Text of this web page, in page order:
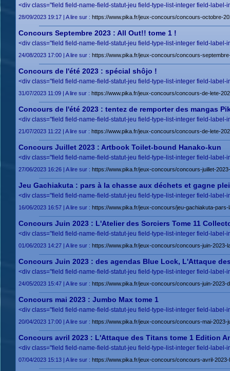
<div class="field field-name-field-statut-jeu field-type-list-integer field-
28/09/2023 19:17 | A lire sur : https://www.pika.fr/jeux-concours/concours-octobre-
Concours Septembre 2023 : All Out!! tome 1 !
<div class="field field-name-field-statut-jeu field-type-list-integer field-
24/08/2023 17:00 | A lire sur : https://www.pika.fr/jeux-concours/concours-
Concours de l'été 2023 : spécial shôjo !
<div class="field field-name-field-statut-jeu field-type-list-integer field-
31/07/2023 11:09 | A lire sur : https://www.pika.fr/jeux-concours/concours-de-lete-
Concours de l'été 2023 : tentez de remporter des mangas
<div class="field field-name-field-statut-jeu field-type-list-integer field-
21/07/2023 11:22 | A lire sur : https://www.pika.fr/jeux-concours/concours-de-lete-
Concours Juillet 2023 : Artbook Toilet-bound Hanako-kun
<div class="field field-name-field-statut-jeu field-type-list-integer field-
27/06/2023 16:26 | A lire sur : https://www.pika.fr/jeux-concours/concours-juillet-
Jeu Gachiakuta : pars à la chasse aux déchets et gagne
<div class="field field-name-field-statut-jeu field-type-list-integer field-
16/06/2023 16:57 | A lire sur : https://www.pika.fr/jeux-concours/jeu-gachiakuta-
Concours Juin 2023 : L'Atelier des Sorciers Tome 11
<div class="field field-name-field-statut-jeu field-type-list-integer field-
01/06/2023 14:27 | A lire sur : https://www.pika.fr/jeux-concours/concours-juin-2023-
Concours Juin 2023 : des agendas Blue Lock, L'Attaque
<div class="field field-name-field-statut-jeu field-type-list-integer field-
24/05/2023 15:47 | A lire sur : https://www.pika.fr/jeux-concours/concours-juin-
Concours mai 2023 : Jumbo Max tome 1
<div class="field field-name-field-statut-jeu field-type-list-integer field-
20/04/2023 17:00 | A lire sur : https://www.pika.fr/jeux-concours/concours-mai-2023-
Concours avril 2023 : L'Attaque des Titans tome 1 Edition
<div class="field field-name-field-statut-jeu field-type-list-integer field-
07/04/2023 15:13 | A lire sur : https://www.pika.fr/jeux-concours/concours-avril-